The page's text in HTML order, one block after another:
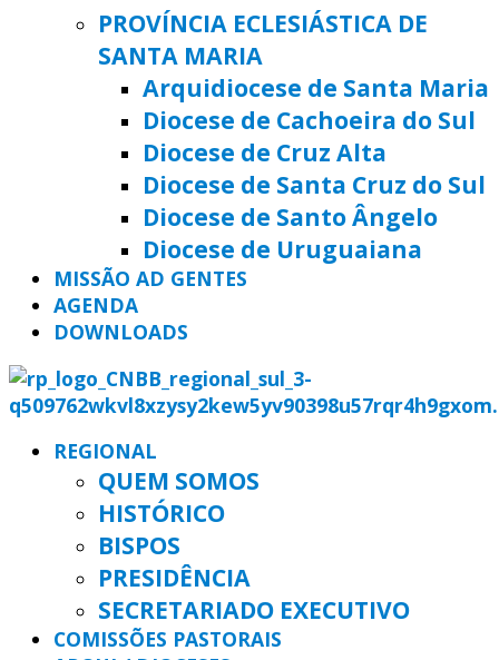
PROVÍNCIA ECLESIÁSTICA DE
SANTA MARIA
Arquidiocese de Santa Maria
Diocese de Cachoeira do Sul
Diocese de Cruz Alta
Diocese de Santa Cruz do Sul
Diocese de Santo Ângelo
Diocese de Uruguaiana
MISSÃO AD GENTES
AGENDA
DOWNLOADS
REGIONAL
QUEM SOMOS
HISTÓRICO
BISPOS
PRESIDÊNCIA
SECRETARIADO EXECUTIVO
COMISSÕES PASTORAIS